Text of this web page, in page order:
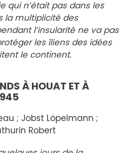
qui n’était pas dans les
la multiplicité des
l’insularité ne va pas
les îliens des idées
le continent.
À HOUAT ET À
; Jobst Löpelmann ;
Robert